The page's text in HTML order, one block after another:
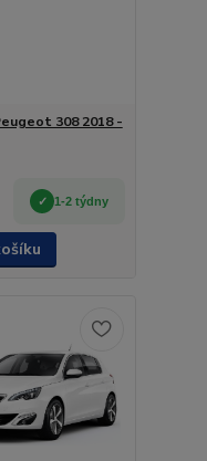
308 2018 -
1-2 týdny